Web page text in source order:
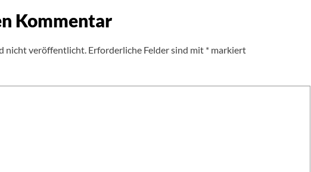
Kommentar
nicht veröffentlicht. Erforderliche Felder sind mit * markiert